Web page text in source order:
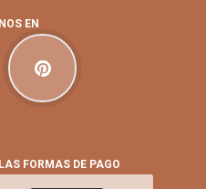
EN
FORMAS DE PAGO